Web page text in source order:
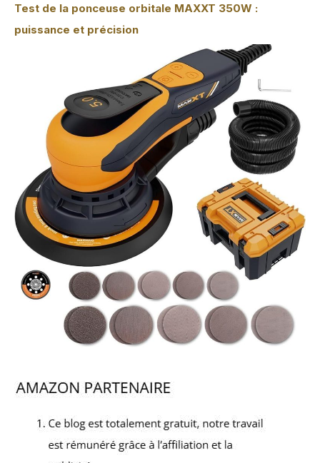
Test de la ponceuse orbitale MAXXT 350W :
puissance et précision